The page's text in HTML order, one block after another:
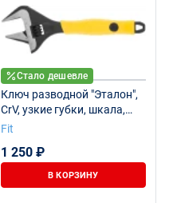
Стало дешевле
Ключ разводной "Эталон",
CrV, узкие губки, шкала,
экстра увелич.захват,
мм)
Fit
1 250 ₽
В КОРЗИНУ